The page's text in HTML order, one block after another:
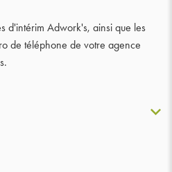
d'intérim Adwork's, ainsi que les
de téléphone de votre agence